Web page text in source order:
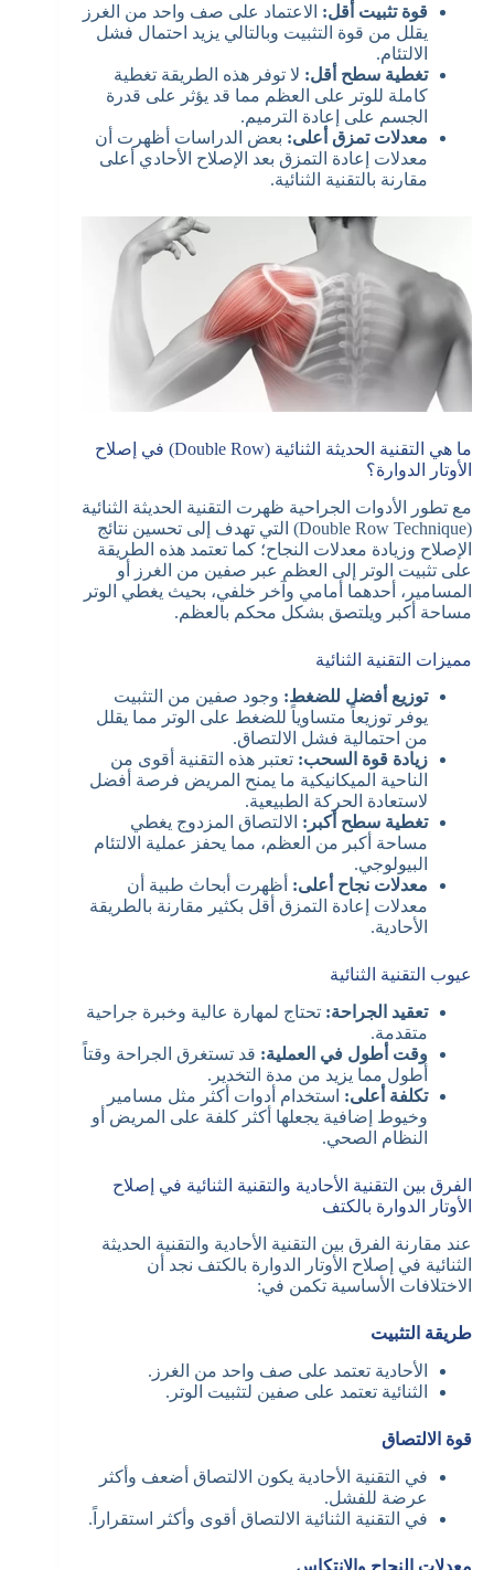
قوة تثبيت أقل: الاعتماد على صف واحد من الغرز
يقلل من قوة التثبيت وبالتالي يزيد احتمال فشل
الالتئام.
تغطية سطح أقل: لا توفر هذه الطريقة تغطية
كاملة للوتر على العظم مما قد يؤثر على قدرة
الجسم على إعادة الترميم.
معدلات تمزق أعلى: بعض الدراسات أظهرت أن
معدلات إعادة التمزق بعد الإصلاح الأحادي أعلى
مقارنة بالتقنية الثنائية.
ما هي التقنية الحديثة الثنائية (Double Row) في إصلاح
الأوتار الدوارة؟
مع تطور الأدوات الجراحية ظهرت التقنية الحديثة الثنائية
(Double Row Technique) التي تهدف إلى تحسين نتائج
الإصلاح وزيادة معدلات النجاح؛ كما تعتمد هذه الطريقة
على تثبيت الوتر إلى العظم عبر صفين من الغرز أو
المسامير، أحدهما أمامي وآخر خلفي، بحيث يغطي الوتر
مساحة أكبر ويلتصق بشكل محكم بالعظم.
مميزات التقنية الثنائية
توزيع أفضل للضغط: وجود صفين من التثبيت
يوفر توزيعاً متساوياً للضغط على الوتر مما يقلل
من احتمالية فشل الالتصاق.
زيادة قوة السحب: تعتبر هذه التقنية أقوى من
الناحية الميكانيكية ما يمنح المريض فرصة أفضل
لاستعادة الحركة الطبيعية.
تغطية سطح أكبر: الالتصاق المزدوج يغطي
مساحة أكبر من العظم، مما يحفز عملية الالتئام
البيولوجي.
معدلات نجاح أعلى: أظهرت أبحاث طبية أن
معدلات إعادة التمزق أقل بكثير مقارنة بالطريقة
الأحادية.
عيوب التقنية الثنائية
تعقيد الجراحة: تحتاج لمهارة عالية وخبرة جراحية
متقدمة.
وقت أطول في العملية: قد تستغرق الجراحة وقتاً
أطول مما يزيد من مدة التخدير.
تكلفة أعلى: استخدام أدوات أكثر مثل مسامير
وخيوط إضافية يجعلها أكثر كلفة على المريض أو
النظام الصحي.
الفرق بين التقنية الأحادية والتقنية الثنائية في إصلاح
الأوتار الدوارة بالكتف
عند مقارنة الفرق بين التقنية الأحادية والتقنية الحديثة
الثنائية في إصلاح الأوتار الدوارة بالكتف نجد أن
الاختلافات الأساسية تكمن في:
طريقة التثبيت
الأحادية تعتمد على صف واحد من الغرز.
الثنائية تعتمد على صفين لتثبيت الوتر.
قوة الالتصاق
في التقنية الأحادية يكون الالتصاق أضعف وأكثر
عرضة للفشل.
في التقنية الثنائية الالتصاق أقوى وأكثر استقراراً.
معدلات النجاح والانتكاس